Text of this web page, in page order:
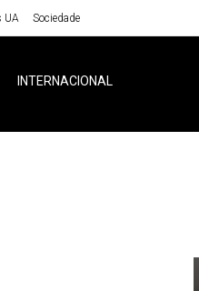
UA Sociedade
INTERNACIONAL